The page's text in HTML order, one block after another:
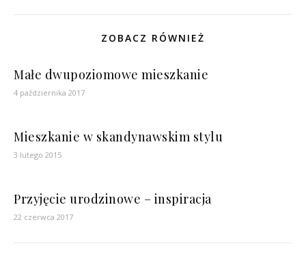
ZOBACZ RÓWNIEŻ
Małe dwupoziomowe mieszkanie
4 października 2017
Mieszkanie w skandynawskim stylu
3 lutego 2015
Przyjęcie urodzinowe – inspiracja
22 czerwca 2017